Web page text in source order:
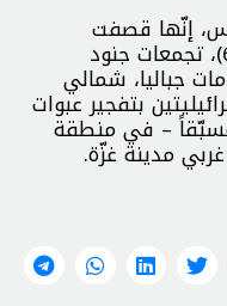
إنّها قصفت
بقذائف الهاون النظامي (عيار 60)، تجمعات جنود
جباليا، شمالي
بتفجير عبوات
مسبّقاً – في منطقة
مدينة غزّة.